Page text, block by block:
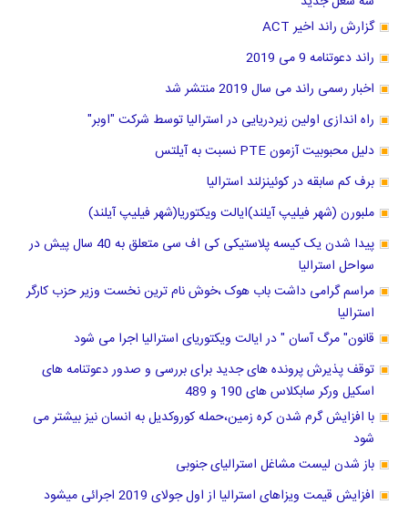
گزارش راند اخیر ACT
راند دعوتنامه 9 می 2019
اخبار رسمی راند می سال 2019 منتشر شد
راه اندازی اولین زیردریایی در استرالیا توسط شرکت "اوبر"
دلیل محبوبیت آزمون PTE نسبت به آیلتس
برف کم سابقه در کوئینزلند استرالیا
ملبورن (شهر فیلیپ آیلند)ایالت ویکتوریا(شهر فیلیپ آیلند)
پیدا شدن یک کیسه پلاستیکی کی اف سی متعلق به 40 سال پیش در
سواحل استرالیا
مراسم گرامی داشت باب هوک ،خوش نام ترین نخست وزیر حزب کارگر
استرالیا
قانون" مرگ آسان " در ایالت ویکتوریای استرالیا اجرا می شود
توقف پذیرش پرونده های جدید برای بررسی و صدور دعوتنامه های
اسکیل ورکر سابکلاس های 190 و 489
با افزایش گرم شدن کره زمین،حمله کوروکدیل به انسان نیز بیشتر می
شود
باز شدن لیست مشاغل استرالیای جنوبی
افزایش قیمت ویزاهای استرالیا از اول جولای 2019 اجرائی میشود